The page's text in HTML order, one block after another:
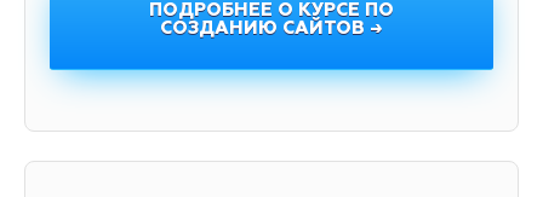
ПОДРОБНЕЕ О КУРСЕ ПО
СОЗДАНИЮ САЙТОВ →